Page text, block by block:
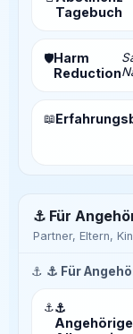
Tagebuch
🛡️Harm
Reduction
📖
⚓ Für
Partner, Eltern,
⚓ ⚓ Für
⚓⚓